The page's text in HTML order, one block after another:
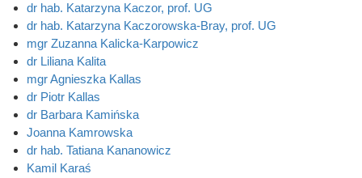
dr hab. Katarzyna Kaczor, prof. UG
dr hab. Katarzyna Kaczorowska-Bray, prof. UG
mgr Zuzanna Kalicka-Karpowicz
dr Liliana Kalita
mgr Agnieszka Kallas
dr Piotr Kallas
dr Barbara Kamińska
Joanna Kamrowska
dr hab. Tatiana Kananowicz
Kamil Karaś